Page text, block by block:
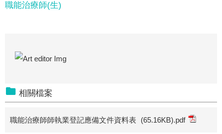
職能治療師(生)
相關檔案
職能治療師師執業登記應備文件資料表 (65.16KB).pdf